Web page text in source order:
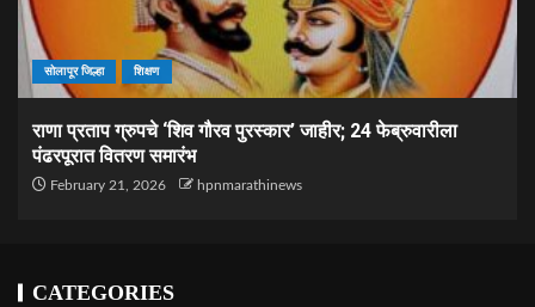
सोलापूर जिल्हा शिक्षण
राणा प्रताप ग्रुपचे ‘शिव गौरव पुरस्कार’ जाहीर; 24 फेब्रुवारीला
पंढरपूरात वितरण समारंभ
February 21, 2026 hpnmarathinews
CATEGORIES